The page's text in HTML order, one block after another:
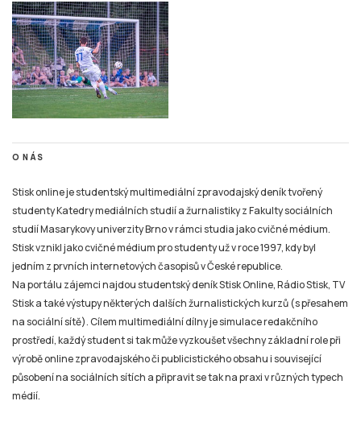
O NÁS
Stisk online je studentský multimediální zpravodajský deník tvořený
studenty Katedry mediálních studií a žurnalistiky z Fakulty sociálních
studií Masarykovy univerzity Brno v rámci studia jako cvičné médium.
Stisk vznikl jako cvičné médium pro studenty už v roce 1997, kdy byl
jedním z prvních internetových časopisů v České republice.
Na portálu zájemci najdou studentský deník Stisk Online, Rádio Stisk, TV
Stisk a také výstupy některých dalších žurnalistických kurzů (s přesahem
na sociální sítě). Cílem multimediální dílny je simulace redakčního
prostředí, každý student si tak může vyzkoušet všechny základní role při
výrobě online zpravodajského či publicistického obsahu i související
působení na sociálních sítích a připravit se tak na praxi v různých typech
médií.